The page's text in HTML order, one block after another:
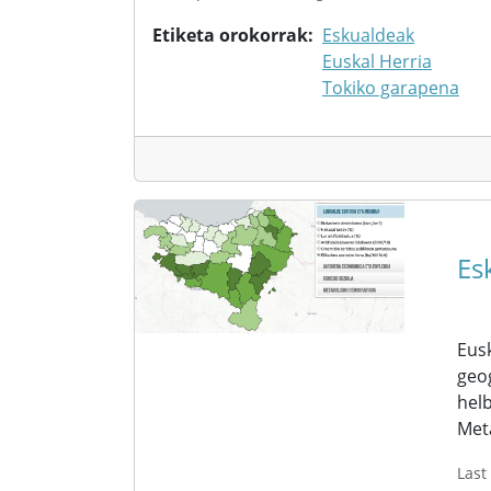
Etiketa orokorrak
Eskualdeak
Euskal Herria
Tokiko garapena